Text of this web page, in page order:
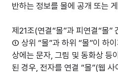
반하는 정보를 몰에 공개 또는
제21조(연결“몰”과 피연결“몰”
① 상위 “몰”과 하위 “몰”이 하
상에는 문자, 그림 및 동화상 등
된 경우, 전자를 연결 “몰”(웹